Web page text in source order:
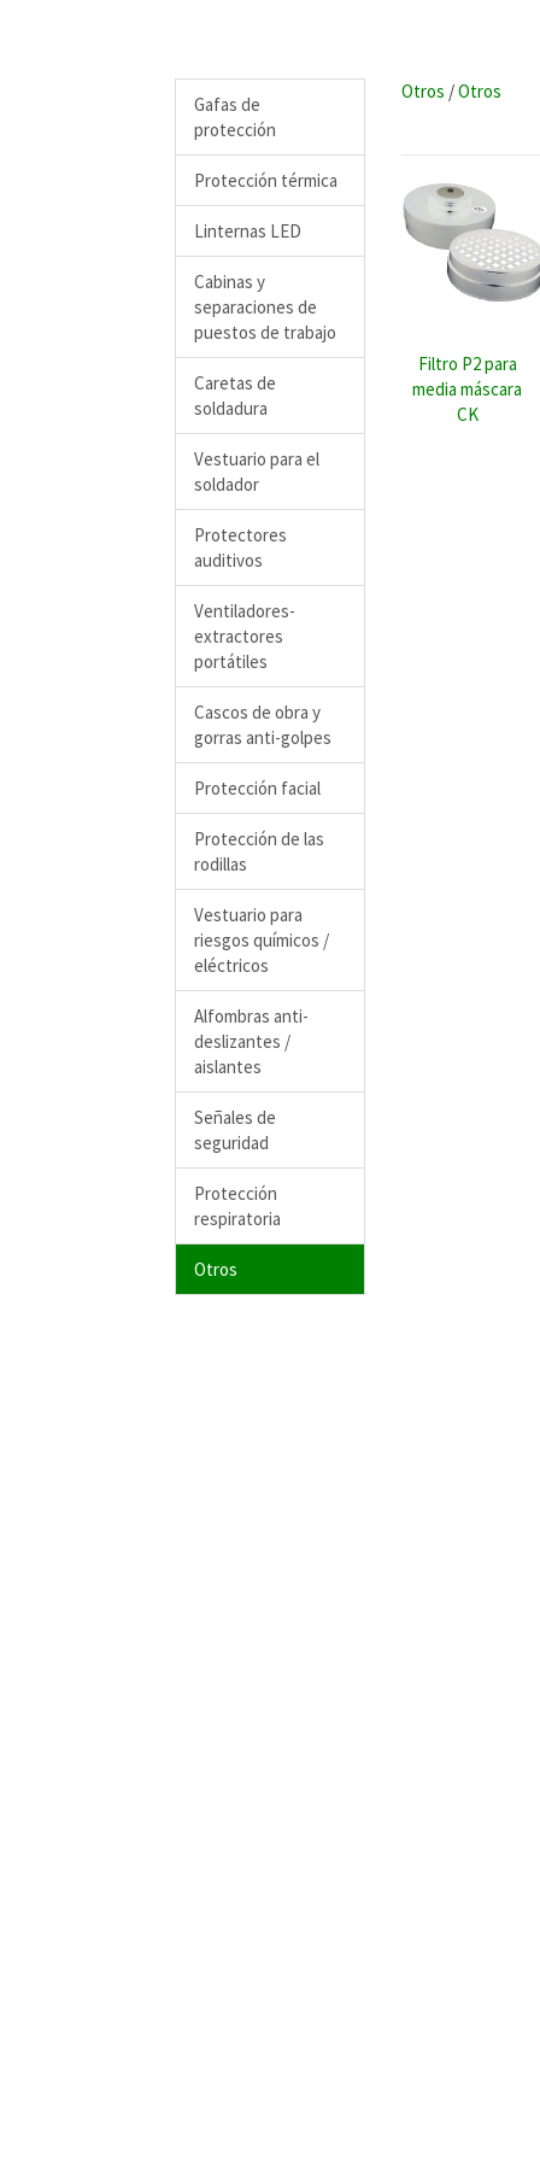
Gafas de
protección
Protección térmica
Linternas LED
Cabinas y
separaciones de
puestos de trabajo
Caretas de
soldadura
Vestuario para el
soldador
Protectores
auditivos
Ventiladores-
extractores
portátiles
Cascos de obra y
gorras anti-golpes
Protección facial
Protección de las
rodillas
Vestuario para
riesgos químicos /
eléctricos
Alfombras anti-
deslizantes /
aislantes
Señales de
seguridad
Protección
respiratoria
Otros
Otros /Otros
Filtro P2 para
media máscara
CK